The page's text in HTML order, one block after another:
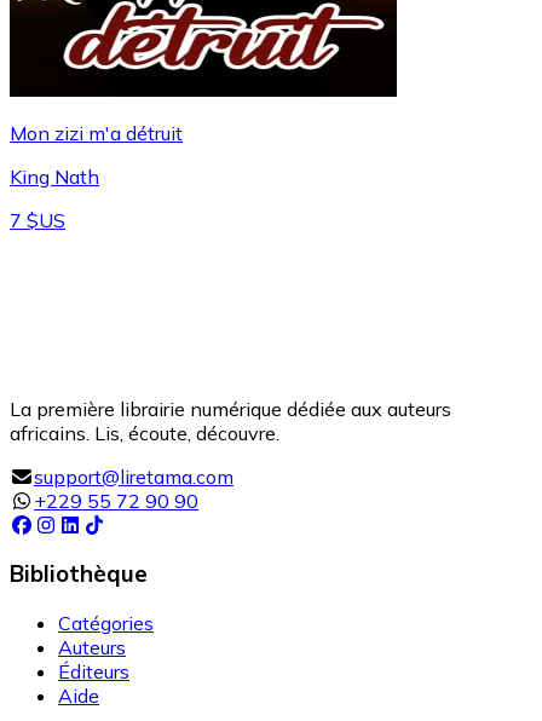
Mon zizi m'a détruit
King Nath
7 $US
La première librairie numérique dédiée aux auteurs
africains. Lis, écoute, découvre.
support@liretama.com
+229 55 72 90 90
Bibliothèque
Catégories
Auteurs
Éditeurs
Aide